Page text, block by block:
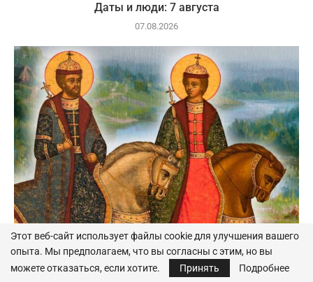
Даты и люди: 7 августа
07.08.2026
Даты и люди: 6 августа
06.08.2026
Этот веб-сайт использует файлы cookie для улучшения вашего
опыта. Мы предполагаем, что вы согласны с этим, но вы
можете отказаться, если хотите.
Принять Подробнее